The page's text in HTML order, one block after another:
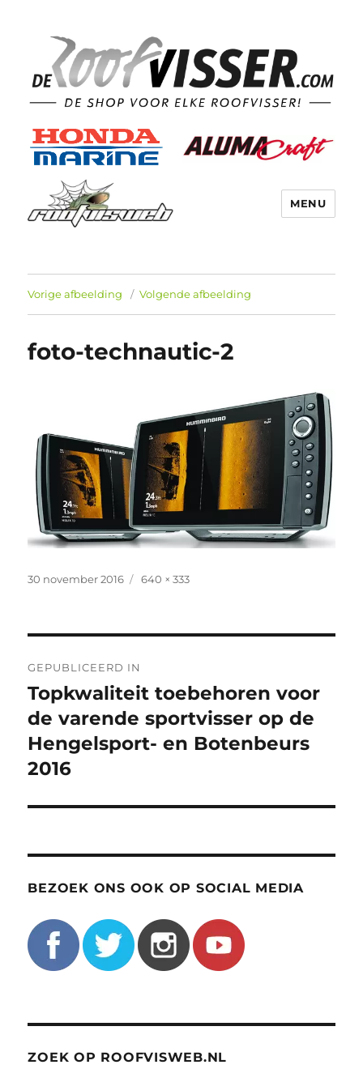
MENU
Vorige afbeelding Volgende afbeelding
foto-technautic-2
Geplaatst
30 november 2016
Volledige
640 × 333
navigatie
GEPUBLICEERD IN
Topkwaliteit toebehoren voor
de varende sportvisser op de
Hengelsport- en Botenbeurs
2016
BEZOEK ONS OOK OP SOCIAL MEDIA
ZOEK OP ROOFVISWEB.NL